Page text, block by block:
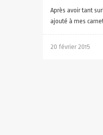
Après avoir tant
ajouté à mes
20 février 2015